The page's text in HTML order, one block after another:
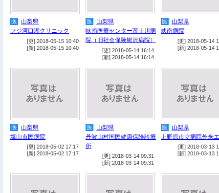
医
山梨県
フジ河口湖クリニック
[更] 2018-05-15 10:40
[新] 2018-05-15 10:40
医
山梨県
峡南医療センター富士川病
院（旧社会保険鰍沢病院）
[更] 2018-05-14 16:14
[新] 2018-05-14 16:14
医
山梨県
峡南病院
[更] 2018-05-14
[新] 2018-05-14
医
山梨県
塩山市民病院
[更] 2018-05-02 17:17
[新] 2018-05-02 17:17
医
山梨県
丹波山村国民健康保険診療
所
[更] 2018-03-14 09:31
[新] 2018-03-14 09:31
医
山梨県
上野原市立病院外来
[更] 2018-03-13
[新] 2018-03-13